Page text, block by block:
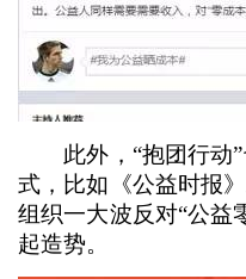
此外，“抱团行动”
式，比如《公益时报
组织一大波反对“公益
起造势。